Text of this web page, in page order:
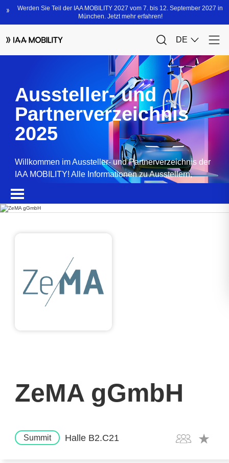
Aussteller- und
Partnerverzeichnis
2025
Willkommen im Aussteller- und Partnerverzeichnis der
IAA MOBILITY! Alle Informationen zu Ausstellern,
ZeMA gGmbH
Summit Halle B2.C21